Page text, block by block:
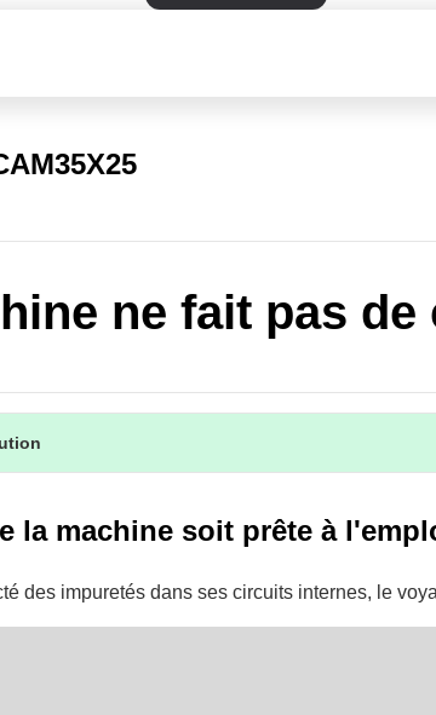
ne fait pas de
la machine soit prête à
des impuretés dans ses circuits internes, le